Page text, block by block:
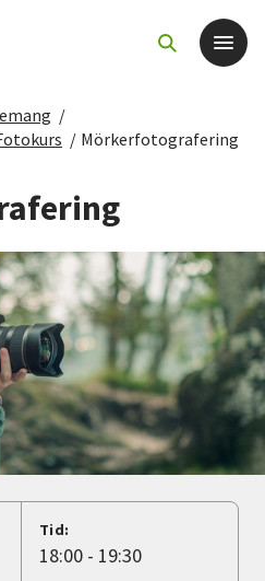
/
/ Mörkerfotografering
Tid:
18:00 - 19:30